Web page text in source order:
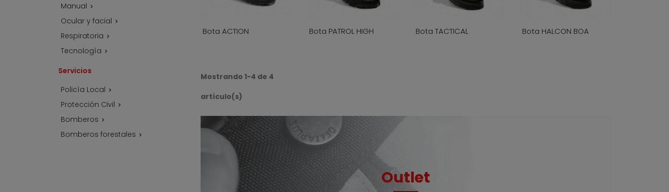
Manual 
Ocular y facial 
Respiratoria 
Tecnología 
Servicios
Policía Local 
Protección Civil 
Bomberos 
Bomberos forestales 
Bota ACTION Bota PATROL HIGH Bota TACTICAL Bota HALCON BOA
Mostrando 1-4 de 4
artículo(s)
Outlet